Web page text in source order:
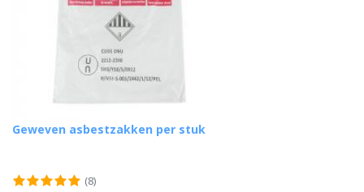
Geweven asbestzakken per stuk
(8)